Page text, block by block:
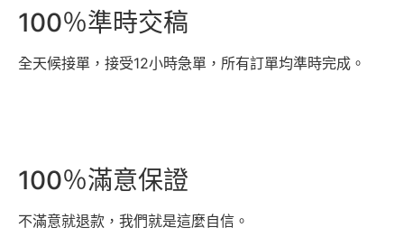
100％準時交稿
全天候接單，接受12小時急單，所有訂單均準時完成。
100％滿意保證
不滿意就退款，我們就是這麼自信。